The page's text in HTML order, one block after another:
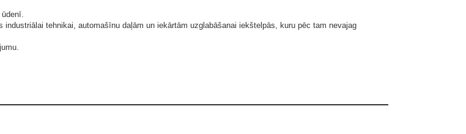
tehnikai, automašīnu daļām un iekārtām uzglabāšanai iekštelpās, kuru pēc tam nevajag